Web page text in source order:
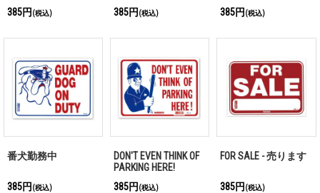
385円 (税込)
385円 (税込) 385円 (税込)
番犬勤務中
385円 (税込)
DON'T EVEN THINK OF
PARKING HERE!
385円 (税込)
FOR SALE - 売ります
385円 (税込)